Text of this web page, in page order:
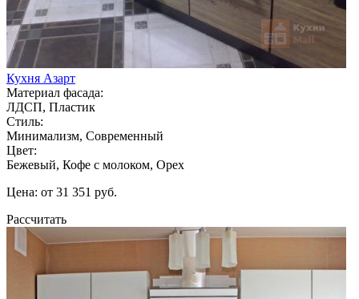
Кухня Азарт
Материал фасада:
ЛДСП, Пластик
Стиль:
Минимализм, Современный
Цвет:
Бежевый, Кофе с молоком, Орех
Цена: от 31 351 руб.
Рассчитать